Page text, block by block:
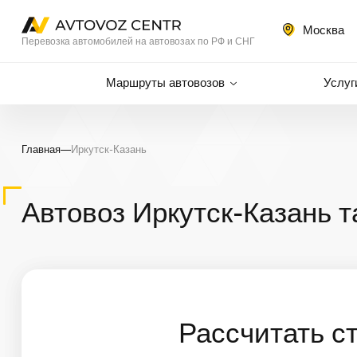
Перевозка автомобилей на автовозах по РФ и СНГ
Москва
Маршруты автовозов
Главная—Иркутск-Казань
Автовоз Иркутск-Казань
Рассчитать